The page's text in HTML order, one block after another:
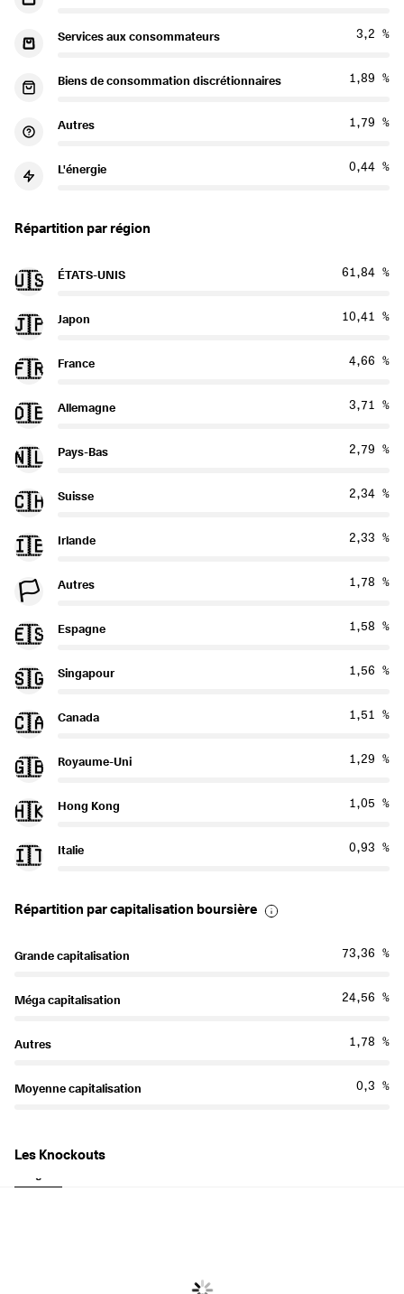
Services aux consommateurs 3,2 %
Biens de consommation discrétionnaires 1,89 %
Autres 1,79 %
L'énergie 0,44 %
Répartition par région
🇺🇸 ÉTATS-UNIS 61,84 %
🇯🇵 Japon 10,41 %
🇫🇷 France 4,66 %
🇩🇪 Allemagne 3,71 %
🇳🇱 Pays-Bas 2,79 %
🇨🇭 Suisse 2,34 %
🇮🇪 Irlande 2,33 %
🏳️ Autres 1,78 %
🇪🇸 Espagne 1,58 %
🇸🇬 Singapour 1,56 %
🇨🇦 Canada 1,51 %
🇬🇧 Royaume-Uni 1,29 %
🇭🇰 Hong Kong 1,05 %
🇮🇹 Italie 0,93 %
Répartition par capitalisation boursière
Grande capitalisation 73,36 %
Méga capitalisation 24,56 %
Autres 1,78 %
Moyenne capitalisation 0,3 %
Les Knockouts